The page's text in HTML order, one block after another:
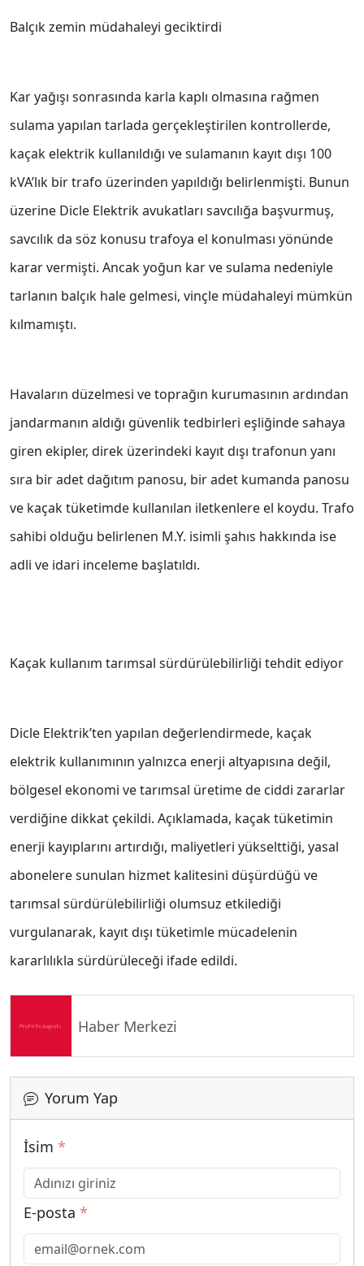
Balçık zemin müdahaleyi geciktirdi
Kar yağışı sonrasında karla kaplı olmasına rağmen
sulama yapılan tarlada gerçekleştirilen kontrollerde,
kaçak elektrik kullanıldığı ve sulamanın kayıt dışı 100
kVA’lık bir trafo üzerinden yapıldığı belirlenmişti. Bunun
üzerine Dicle Elektrik avukatları savcılığa başvurmuş,
savcılık da söz konusu trafoya el konulması yönünde
karar vermişti. Ancak yoğun kar ve sulama nedeniyle
tarlanın balçık hale gelmesi, vinçle müdahaleyi mümkün
kılmamıştı.
Havaların düzelmesi ve toprağın kurumasının ardından
jandarmanın aldığı güvenlik tedbirleri eşliğinde sahaya
giren ekipler, direk üzerindeki kayıt dışı trafonun yanı
sıra bir adet dağıtım panosu, bir adet kumanda panosu
ve kaçak tüketimde kullanılan iletkenlere el koydu. Trafo
sahibi olduğu belirlenen M.Y. isimli şahıs hakkında ise
adli ve idari inceleme başlatıldı.
Kaçak kullanım tarımsal sürdürülebilirliği tehdit ediyor
Dicle Elektrik’ten yapılan değerlendirmede, kaçak
elektrik kullanımının yalnızca enerji altyapısına değil,
bölgesel ekonomi ve tarımsal üretime de ciddi zararlar
verdiğine dikkat çekildi. Açıklamada, kaçak tüketimin
enerji kayıplarını artırdığı, maliyetleri yükselttiği, yasal
abonelere sunulan hizmet kalitesini düşürdüğü ve
tarımsal sürdürülebilirliği olumsuz etkilediği
vurgulanarak, kayıt dışı tüketimle mücadelenin
kararlılıkla sürdürüleceği ifade edildi.
Haber Merkezi
Yorum Yap
İsim *
E-posta *